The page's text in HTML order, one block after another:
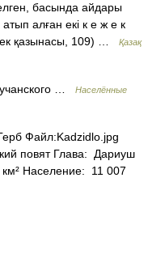
басында айдары
алған екі к е ж е к
қазынасы, 109) …
Қазақ
…
Населённые
Файл:Kadzidlo.jpg
повят Глава: Дариуш
Население: 11 007